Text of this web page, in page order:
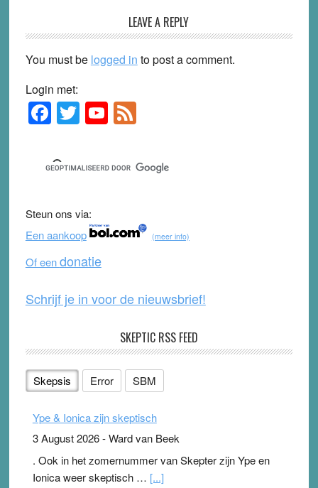
LEAVE A REPLY
You must be logged in to post a comment.
Login met:
Primary
Sidebar
F
a
c
e
b
o
o
k
T
wi
tt
er
Y
o
u
T
b
e
F
e
d
Steun ons via:
Een aankoop
(meer info)
Of eendonatie
Schrijf je in voor de nieuwsbrief!
SKEPTIC RSS FEED
Skepsis Error SBM
Ype & Ionica zijn skeptisch
3 August 2026-Ward van Beek
. Ook in het zomernummer van Skepter zijn Ype en
Ionica weer skeptisch … [...]